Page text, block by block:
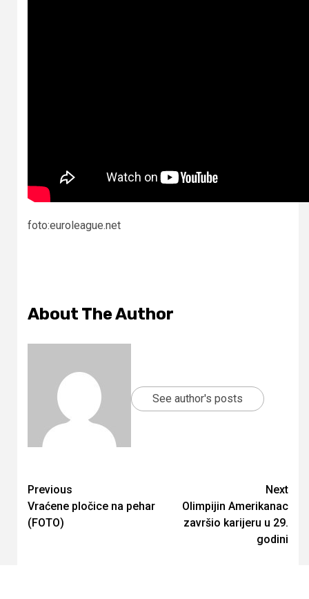
foto:euroleague.net
About The Author
See author's posts
Continue
Reading
Previous
Vraćene pločice na pehar
(FOTO)
Next
Olimpijin Amerikanac
završio karijeru u 29.
godini